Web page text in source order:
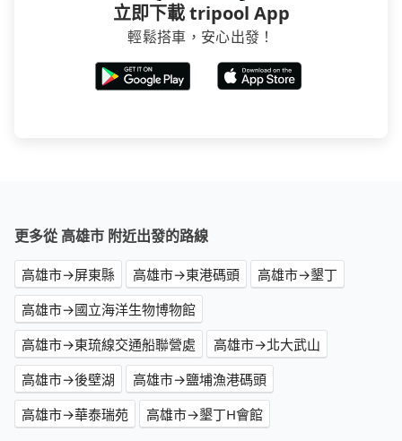
立即下載 tripool App
輕鬆搭車，安心出發！
更多從 高雄市 附近出發的路線
高雄市→屏東縣 高雄市→東港碼頭
高雄市→墾丁
高雄市→國立海洋生物博物館
高雄市→東琉線交通船聯營處
高雄市→北大武山
高雄市→後壁湖
高雄市→鹽埔漁港碼頭
高雄市→華泰瑞苑
高雄市→墾丁H會館